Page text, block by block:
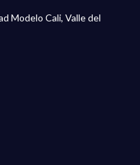
Modelo Cali, Valle del